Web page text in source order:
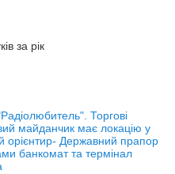
за рік
Торгові
майданчик має локацію у
орієнтир- Державний прапор
банкомат та термінал